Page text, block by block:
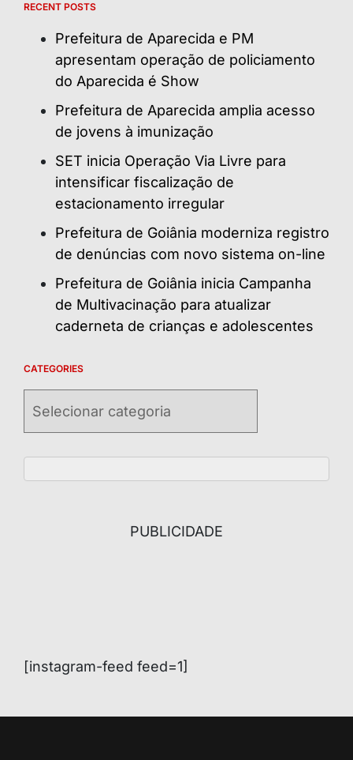
RECENT POSTS
Prefeitura de Aparecida e PM
apresentam operação de policiamento
do Aparecida é Show
Prefeitura de Aparecida amplia acesso
de jovens à imunização
SET inicia Operação Via Livre para
intensificar fiscalização de
estacionamento irregular
Prefeitura de Goiânia moderniza registro
de denúncias com novo sistema on-line
Prefeitura de Goiânia inicia Campanha
de Multivacinação para atualizar
caderneta de crianças e adolescentes
CATEGORIES
PUBLICIDADE
[instagram-feed feed=1]